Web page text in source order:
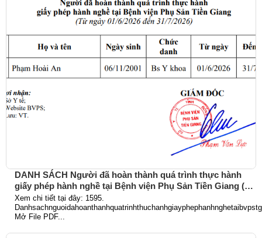
DANH SÁCH Người đã hoàn thành quá trình thực hành
giấy phép hành nghề tại Bệnh viện Phụ Sản Tiền Giang (Từ
ngày 01/6/2026 đến 31/7/2026)
Xem chi tiết tại đây: 1595.
Mở File PDF...